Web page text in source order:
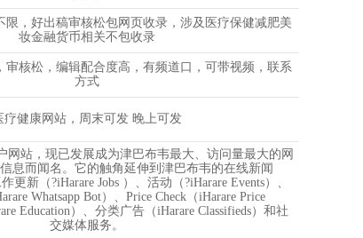
限，好出稿审核松包网页收录，涉及医疗保健减肥美
妆金融货币相关不包收录
审核松，编辑配合度高，有频道口，可带视频，联系
方式
疗健康网站，周末可发 晚上可发
网站，现已发展成为津巴布韦最大、访问量最大的网
息而闻名。它的触角延伸到津巴布韦的在线新闻
更新（?iHarare Jobs ）、活动（?iHarare Events）、
Whatsapp Bot）、Price Check（iHarare Price
Education）、分类广告（iHarare Classifieds）和社
交媒体服务。